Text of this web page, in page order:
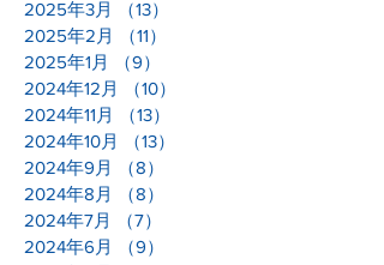
2025年4月
（13）
2025年3月
（13）
2025年2月
（11）
2025年1月 （9）9件の記事
2024年12月
（10）
2024年11月
（13）
2024年10月
（13）
2024年9月
（8）
2024年8月
（8）
2024年7月
（7）